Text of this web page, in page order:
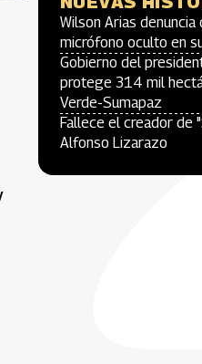
Wilson Arias denuncia
micrófono oculto en
Gobierno del
protege 314 mil
Verde-Sumapaz
Fallece el creador de
Alfonso Lizarazo